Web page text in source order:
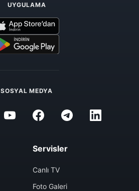
UYGULAMA
SOSYAL MEDYA
Servisler
Canlı TV
Foto Galeri